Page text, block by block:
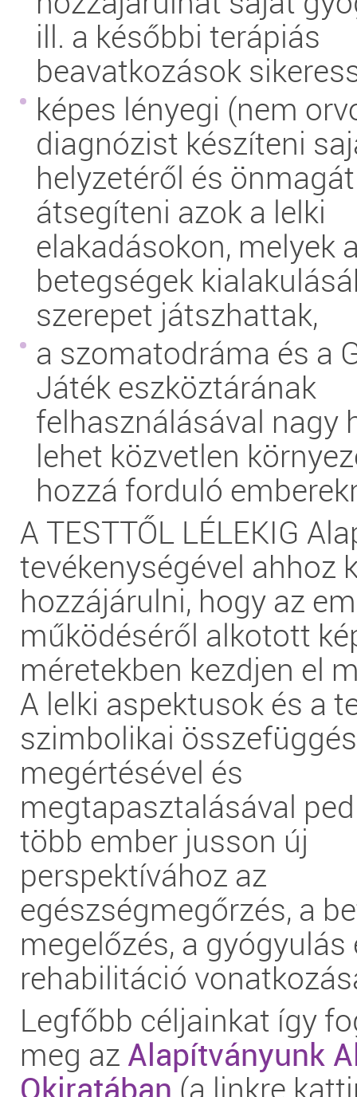
ill. a későbbi terápiás
beavatkozások
képes lényegi (nem
diagnózist készíteni
helyzetéről és
átsegíteni azok a lelki
elakadásokon, melyek
betegségek
szerepet játszhattak,
a szomatodráma és a
Játék eszköztárának
felhasználásával nagy
lehet közvetlen
hozzá forduló
A TESTTŐL LÉLEKIG
tevékenységével ahhoz
hozzájárulni, hogy az
működéséről alkotott
méretekben kezdjen el
A lelki aspektusok és a
szimbolikai
megértésével és
megtapasztalásával
több ember jusson új
perspektívához az
egészségmegőrzés, a
megelőzés, a gyógyulás
rehabilitáció
Legfőbb céljainkat így
meg az Alapítványunk
Okiratában (a linkre